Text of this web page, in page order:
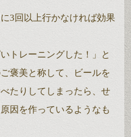
3回以上行かなければ効果
トレーニングした！」と
褒美と称して、ビールを
たりしてしまったら、せ
因を作っているようなも